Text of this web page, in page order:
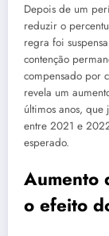
Depois de um
reduzir o
regra foi
contenção
compensado por
revela um
últimos anos,
entre 2021 e
esperado.
Aumento
o efeito